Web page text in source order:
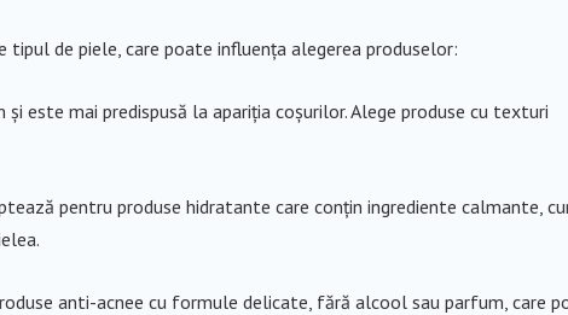
tipul de piele, care poate influența alegerea produselor:
și este mai predispusă la apariția coșurilor. Alege produse cu texturi
pentru produse hidratante care conțin ingrediente calmante,
anti-acnee cu formule delicate, fără alcool sau parfum, care